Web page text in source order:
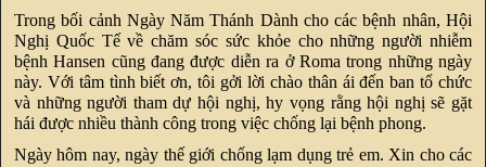
Trong bối cảnh Ngày Năm Thánh Dành cho các bệnh nhân, Hội
Nghị Quốc Tế về chăm sóc sức khỏe cho những người nhiễm
bệnh Hansen cũng đang được diễn ra ở Roma trong những ngày
này. Với tâm tình biết ơn, tôi gởi lời chào thân ái đến ban tổ chức
và những người tham dự hội nghị, hy vọng rằng hội nghị sẽ gặt
hái được nhiều thành công trong việc chống lại bệnh phong.
Ngày hôm nay, ngày thế giới chống lạm dụng trẻ em. Xin cho các